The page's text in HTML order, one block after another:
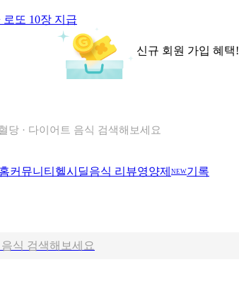
로또 10장 지급
신규 회원 가입 혜택!
음식 · 영양제 리뷰를 찾아보세요
홈커뮤니티 헬시딜음식 리뷰영양제 NEW기록
분을 검색해보세요
를 찾아보세요